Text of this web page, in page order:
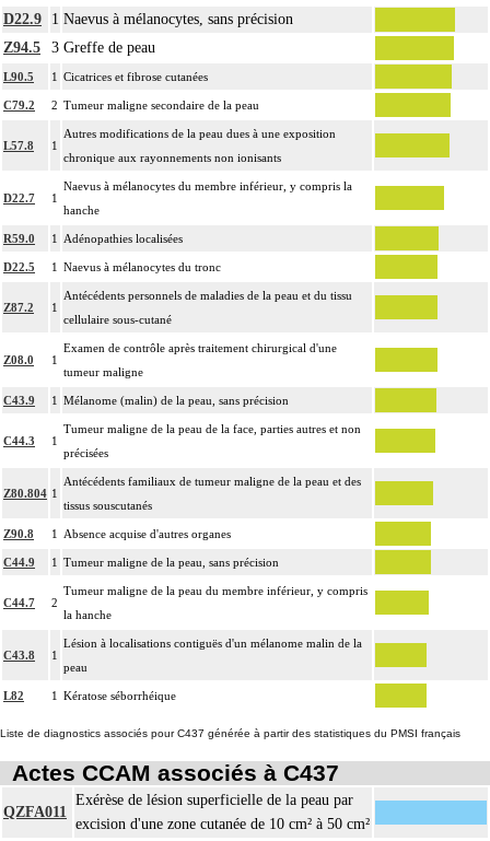
D22.9
1 Naevus à mélanocytes, sans précision
Z94.5
3 Greffe de peau
L90.5 1 Cicatrices et fibrose cutanées
C79.2 2 Tumeur maligne secondaire de la peau
L57.8 1
Autres modifications de la peau dues à une exposition
chronique aux rayonnements non ionisants
D22.7 1
Naevus à mélanocytes du membre inférieur, y compris la
hanche
R59.0 1 Adénopathies localisées
D22.5 1 Naevus à mélanocytes du tronc
Z87.2 1
Antécédents personnels de maladies de la peau et du tissu
cellulaire sous-cutané
Z08.0 1
Examen de contrôle après traitement chirurgical d'une
tumeur maligne
C43.9 1 Mélanome (malin) de la peau, sans précision
C44.3 1
Tumeur maligne de la peau de la face, parties autres et non
précisées
Z80.804 1
Antécédents familiaux de tumeur maligne de la peau et des
tissus souscutanés
Z90.8 1 Absence acquise d'autres organes
C44.9 1 Tumeur maligne de la peau, sans précision
C44.7 2
Tumeur maligne de la peau du membre inférieur, y compris
la hanche
C43.8 1
Lésion à localisations contiguës d'un mélanome malin de la
peau
L82 1 Kératose séborrhéique
Liste de diagnostics associés pour C437 générée à partir des statistiques du PMSI français
Actes CCAM associés à C437
QZFA011
Exérèse de lésion superficielle de la peau par
excision d'une zone cutanée de 10 cm² à 50 cm²